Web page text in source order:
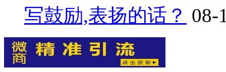
写鼓励,表扬的话？ 08-